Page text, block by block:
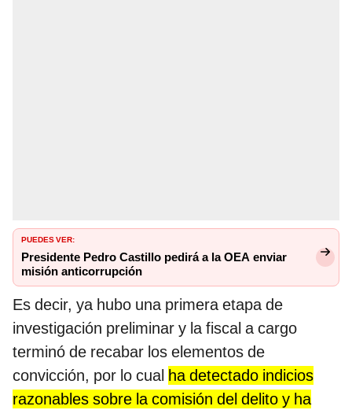
PUEDES VER:
Presidente Pedro Castillo pedirá a la OEA enviar
misión anticorrupción
Es decir, ya hubo una primera etapa de
investigación preliminar y la fiscal a cargo
terminó de recabar los elementos de
convicción, por lo cual ha detectado indicios
razonables sobre la comisión del delito y ha